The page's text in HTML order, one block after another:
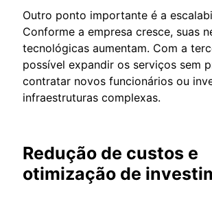
Outro ponto importante é a
Conforme a empresa cresce, suas
tecnológicas aumentam. Com a
possível expandir os serviços sem
contratar novos funcionários ou
infraestruturas complexas.
Redução de custos e
otimização de